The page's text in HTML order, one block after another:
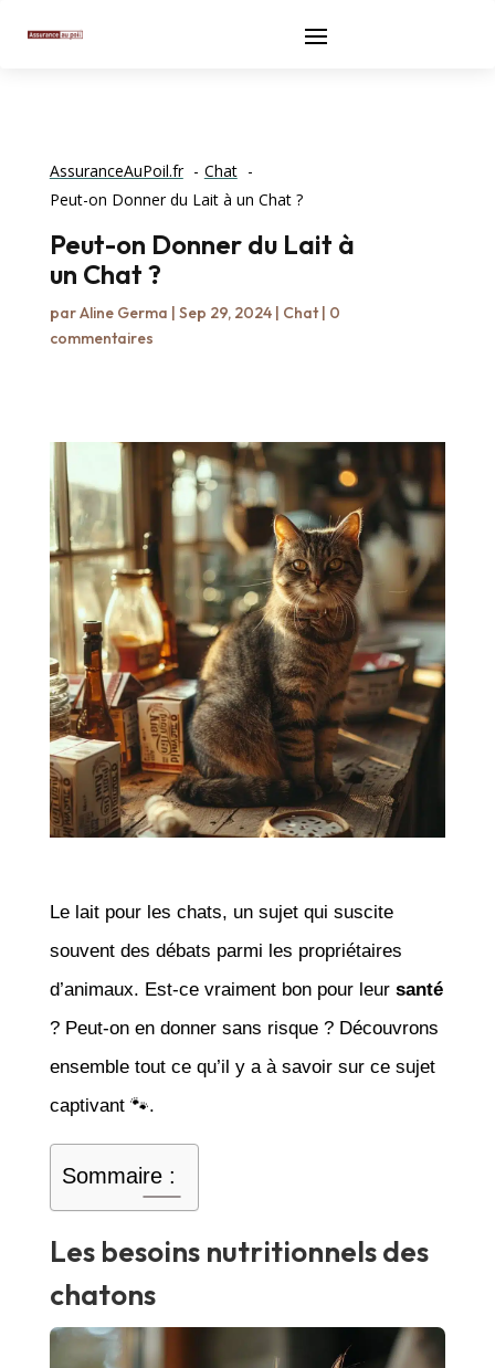
AssuranceAuPoil.fr
Chat
Peut-on Donner du Lait à un Chat ?
Peut-on Donner du Lait à
un Chat ?
parAline Germa | Sep 29, 2024| Chat| 0
commentaires
Le lait pour les chats, un sujet qui suscite
souvent des débats parmi les propriétaires
d’animaux. Est-ce vraiment bon pour leur santé
? Peut-on en donner sans risque ? Découvrons
ensemble tout ce qu’il y a à savoir sur ce sujet
captivant 🐾.
Sommaire :
Les besoins nutritionnels des
chatons